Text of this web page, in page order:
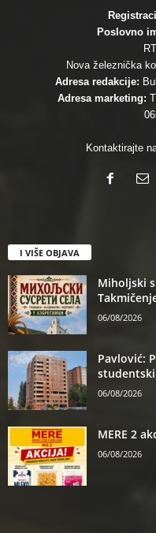
Poslovno
Nova železnička
Adresa redakcije:
Adresa marketing:
Kontaktirajte
I VIŠE OBJAVA
Miholjski
06/08/2026
Pavlović:
06/08/2026
MERE 2
06/08/2026